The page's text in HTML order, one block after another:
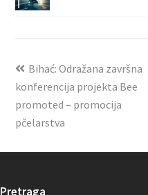
Bihać: Odražana završna
konferencija projekta Bee
promoted – promocija
pčelarstva
Pretraga